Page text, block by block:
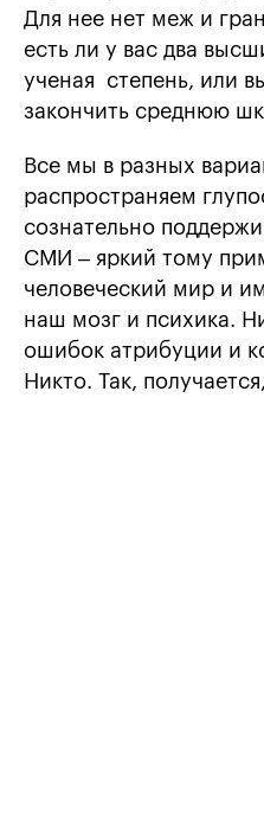
Для нее нет меж и
есть ли у вас два
ученая степень, или
закончить среднюю
Все мы в разных
распространяем
сознательно
СМИ – яркий тому
человеческий мир и
наш мозг и психика.
ошибок атрибуции и
Никто. Так,